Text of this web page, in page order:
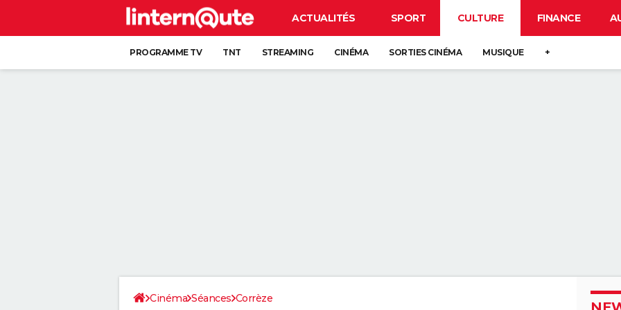
ACTUALITÉS SPORT CULTURE FINANCE
PROGRAMME TV TNT STREAMING CINÉMA SORTIES CINÉMA MUSIQUE +
Cinéma Séances Corrèze